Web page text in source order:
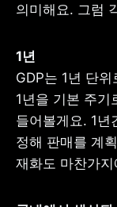
직원 고충 접수
의미해요. 그럼
GDP는 1년 단
1년을 기본 주기
들어볼게요. 1년
정해 판매를 계
재화도 마찬가지